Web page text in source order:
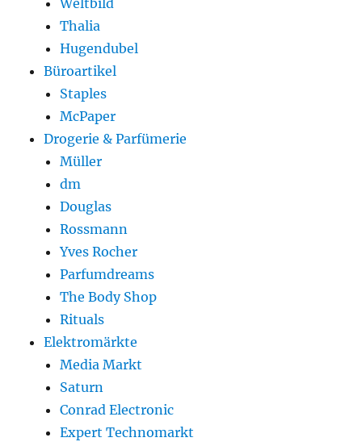
Weltbild
Thalia
Hugendubel
Büroartikel
Staples
McPaper
Drogerie & Parfümerie
Müller
dm
Douglas
Rossmann
Yves Rocher
Parfumdreams
The Body Shop
Rituals
Elektromärkte
Media Markt
Saturn
Conrad Electronic
Expert Technomarkt